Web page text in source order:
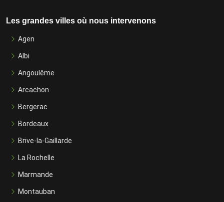
Les grandes villes où nous intervenons
Agen
Albi
Angoulême
Arcachon
Bergerac
Bordeaux
Brive-la-Gaillarde
La Rochelle
Marmande
Montauban